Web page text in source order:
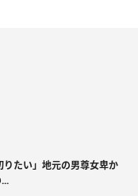
りたい」地元の男尊女卑か